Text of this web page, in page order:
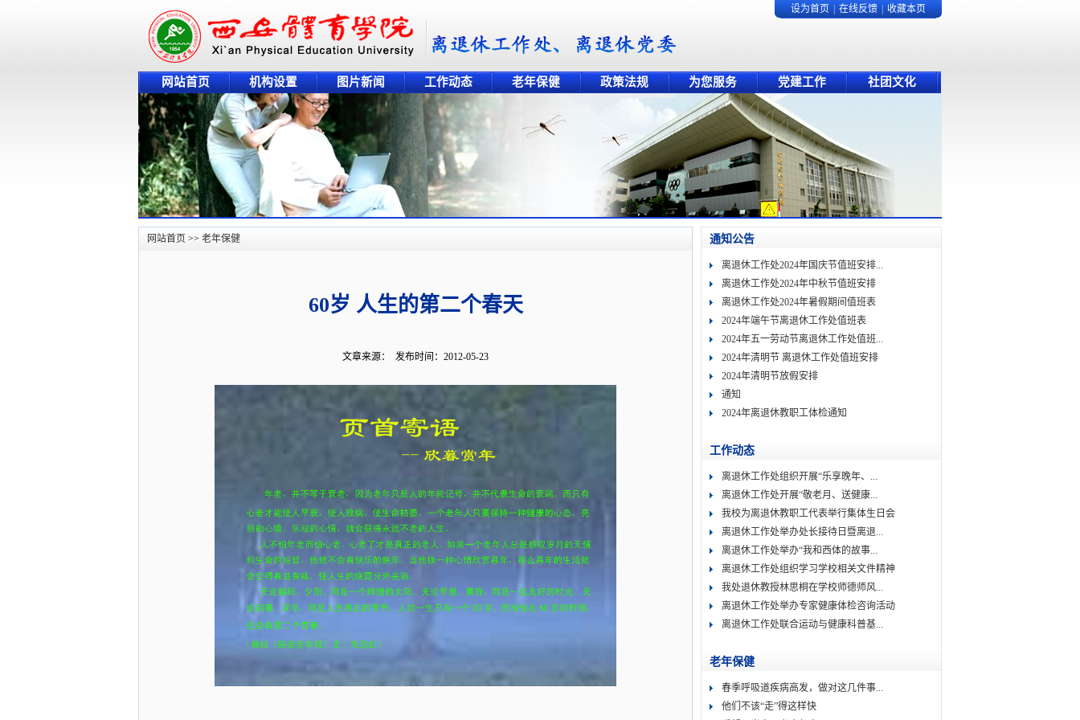
设为首页 | 在线反馈 | 收藏本页
网站首页 机构设置 图片新闻 工作动态 老年保健 政策法规 为您服务 党建工作 社团文化
网站首页 >> 老年保健
60岁 人生的第二个春天
文章来源： 发布时间：2012-05-23
通知公告
离退休工作处2024年国庆节值班安排...
离退休工作处2024年中秋节值班安排
离退休工作处2024年暑假期间值班表
2024年端午节离退休工作处值班表
2024年五一劳动节离退休工作处值班...
2024年清明节 离退休工作处值班安排
2024年清明节放假安排
通知
2024年离退休教职工体检通知
工作动态
离退休工作处组织开展“乐享晚年、...
离退休工作处开展“敬老月、送健康...
我校为离退休教职工代表举行集体生日会
离退休工作处举办处长接待日暨离退...
离退休工作处举办“我和西体的故事...
离退休工作处组织学习学校相关文件精神
我处退休教授林思桐在学校师德师风...
离退休工作处举办专家健康体检咨询活动
离退休工作处联合运动与健康科普基...
老年保健
春季呼吸道疾病高发，做对这几件事...
他们不该“走”得这样快